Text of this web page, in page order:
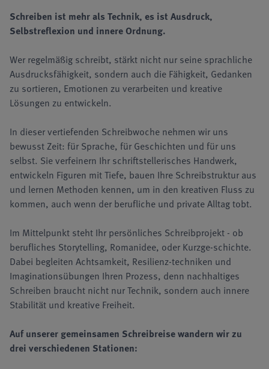
Schreiben ist mehr als Technik, es ist Ausdruck,
Selbstreflexion und innere Ordnung.
Wer regelmäßig schreibt, stärkt nicht nur seine sprachliche
Ausdrucksfähigkeit, sondern auch die Fähigkeit, Gedanken
zu sortieren, Emotionen zu verarbeiten und kreative
Lösungen zu entwickeln.
In dieser vertiefenden Schreibwoche nehmen wir uns
bewusst Zeit: für Sprache, für Geschichten und für uns
selbst. Sie verfeinern Ihr schriftstellerisches Handwerk,
entwickeln Figuren mit Tiefe, bauen Ihre Schreibstruktur aus
und lernen Methoden kennen, um in den kreativen Fluss zu
kommen, auch wenn der berufliche und private Alltag tobt.
Im Mittelpunkt steht Ihr persönliches Schreibprojekt - ob
berufliches Storytelling, Romanidee, oder Kurzge-schichte.
Dabei begleiten Achtsamkeit, Resilienz-techniken und
Imaginationsübungen Ihren Prozess, denn nachhaltiges
Schreiben braucht nicht nur Technik, sondern auch innere
Stabilität und kreative Freiheit.
Auf unserer gemeinsamen Schreibreise wandern wir zu
drei verschiedenen Stationen: